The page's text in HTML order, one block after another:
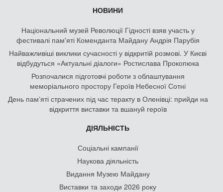
НОВИНИ
Національний музей Революції Гідності взяв участь у
фестивалі пам'яті Коменданта Майдану Андрія Парубія
Найважливіші виклики сучасності у відкритій розмові. У Києві
відбудуться «Актуальні діалоги» Ростислава Прокопюка
Розпочалися підготовчі роботи з облаштування
меморіального простору Героїв Небесної Сотні
День памʼяті страчених під час теракту в Оленівці: прийди на
відкриття виставки та вшануй героїв
ДІЯЛЬНІСТЬ
Соціальні кампанії
Наукова діяльність
Видання Музею Майдану
Виставки та заходи 2026 року